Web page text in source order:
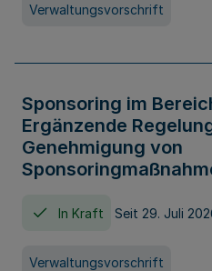
Verwaltungsvorschrift
Sponsoring im
Ergänzende
Genehmigung von
In Kraft Seit 29. Juli
Verwaltungsvorschrift